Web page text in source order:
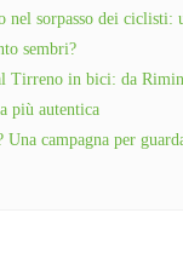
nel sorpasso dei ciclisti:
sembri?
Tirreno in bici: da
più autentica
campagna per